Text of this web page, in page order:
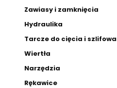
Zawiasy i zamknięcia
Hydraulika
Tarcze do cięcia i
Wiertła
Narzędzia
Rękawice